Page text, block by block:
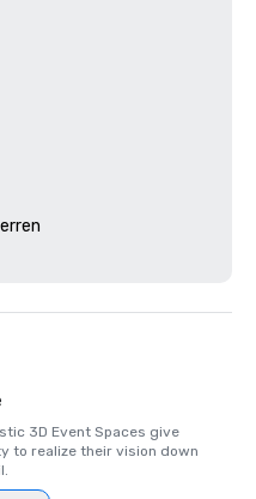
3D Event Spaces give
to realize their vision down